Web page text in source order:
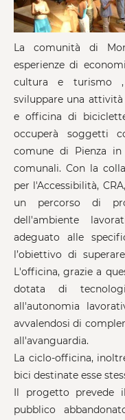
La comunità di
esperienze di
cultura e turismo
sviluppare una
e officina di
occuperà soggetti
comune di Pienza
comunali. Con la
per l'Accessibilità,
un percorso di
dell'ambiente
adeguato alle
l’obiettivo di
L'officina, grazie a
dotata di
all'autonomia
avvalendosi di
all'avanguardia.
La ciclo-officina,
bici destinate esse
Il progetto prevede
pubblico